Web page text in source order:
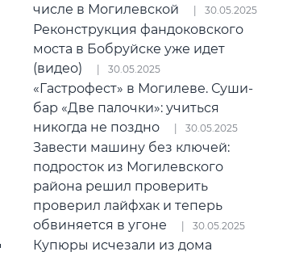
числе в Могилевской
30.05.2025
Реконструкция фандоковского
моста в Бобруйске уже идет
(видео)
30.05.2025
«Гастрофест» в Могилеве. Суши-
бар «Две палочки»: учиться
никогда не поздно
30.05.2025
Завести машину без ключей:
подросток из Могилевского
района решил проверить
проверил лайфхак и теперь
обвиняется в угоне
30.05.2025
Купюры исчезали из дома